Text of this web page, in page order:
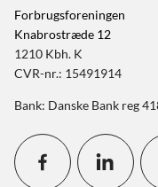
Forbrugsforeningen
Knabrostræde 12
1210 Kbh. K
CVR-nr.: 15491914
Bank: Danske Bank reg